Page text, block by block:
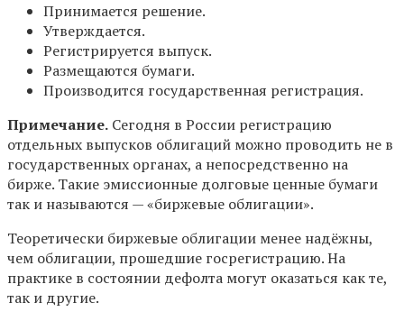
Принимается решение.
Утверждается.
Регистрируется выпуск.
Размещаются бумаги.
Производится государственная регистрация.
Примечание. Сегодня в России регистрацию
отдельных выпусков облигаций можно проводить не в
государственных органах, а непосредственно на
бирже. Такие эмиссионные долговые ценные бумаги
так и называются — «биржевые облигации».
Теоретически биржевые облигации менее надёжны,
чем облигации, прошедшие госрегистрацию. На
практике в состоянии дефолта могут оказаться как те,
так и другие.